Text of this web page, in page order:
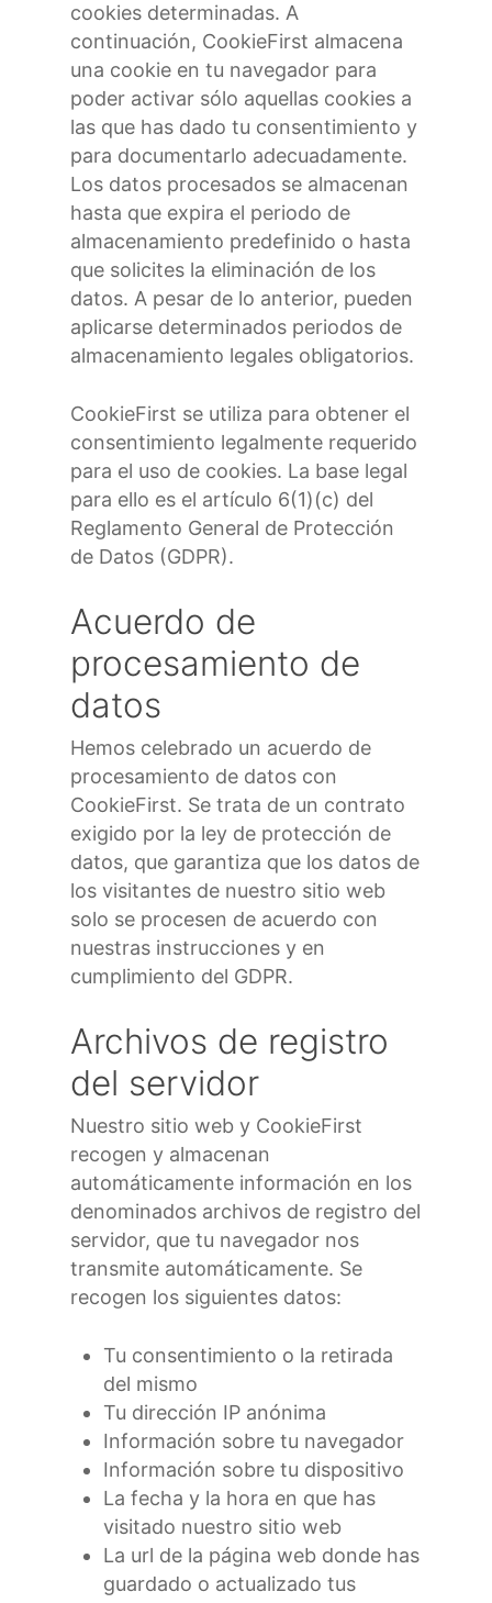
cookies determinadas. A
continuación, CookieFirst almacena
una cookie en tu navegador para
poder activar sólo aquellas cookies a
las que has dado tu consentimiento y
para documentarlo adecuadamente.
Los datos procesados se almacenan
hasta que expira el periodo de
almacenamiento predefinido o hasta
que solicites la eliminación de los
datos. A pesar de lo anterior, pueden
aplicarse determinados periodos de
almacenamiento legales obligatorios.
CookieFirst se utiliza para obtener el
consentimiento legalmente requerido
para el uso de cookies. La base legal
para ello es el artículo 6(1)(c) del
Reglamento General de Protección
de Datos (GDPR).
Acuerdo de
procesamiento de
datos
Hemos celebrado un acuerdo de
procesamiento de datos con
CookieFirst. Se trata de un contrato
exigido por la ley de protección de
datos, que garantiza que los datos de
los visitantes de nuestro sitio web
solo se procesen de acuerdo con
nuestras instrucciones y en
cumplimiento del GDPR.
Archivos de registro
del servidor
Nuestro sitio web y CookieFirst
recogen y almacenan
automáticamente información en los
denominados archivos de registro del
servidor, que tu navegador nos
transmite automáticamente. Se
recogen los siguientes datos:
Tu consentimiento o la retirada
del mismo
Tu dirección IP anónima
Información sobre tu navegador
Información sobre tu dispositivo
La fecha y la hora en que has
visitado nuestro sitio web
La url de la página web donde has
guardado o actualizado tus